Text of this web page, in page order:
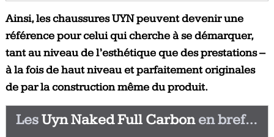
Ainsi, les chaussures UYN peuvent devenir une
référence pour celui qui cherche à se démarquer,
tant au niveau de l’esthétique que des prestations –
à la fois de haut niveau et parfaitement originales
de par la construction même du produit.
LesUyn Naked Full Carbonen bref…